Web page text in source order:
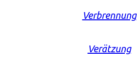
Verbrennung
Verätzung